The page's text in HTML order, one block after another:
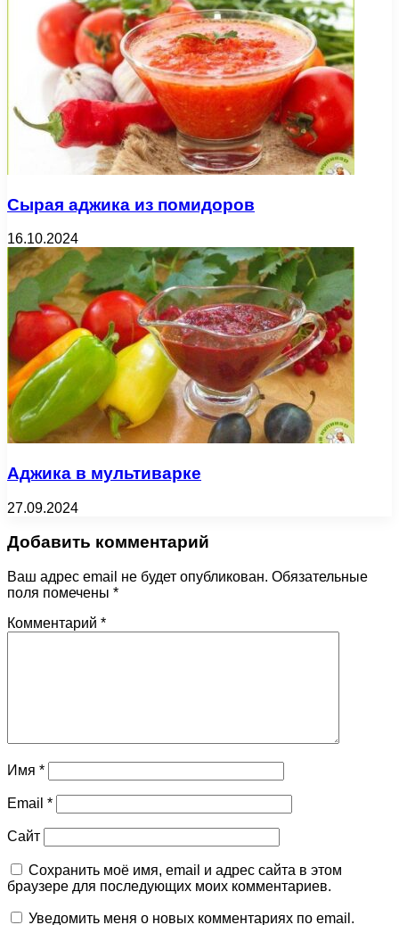
Сырая аджика из помидоров
16.10.2024
Аджика в мультиварке
27.09.2024
Добавить комментарий
Ваш адрес email не будет опубликован. Обязательные
поля помечены *
Комментарий *
Имя *
Email *
Сайт
Сохранить моё имя, email и адрес сайта в этом
браузере для последующих моих комментариев.
Уведомить меня о новых комментариях по email.